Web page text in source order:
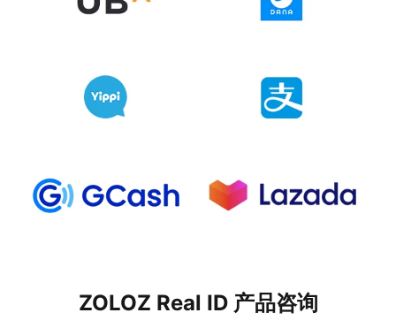
ZOLOZ Real ID 产品咨询